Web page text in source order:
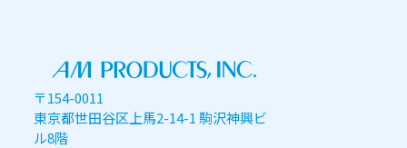
〒154-0011
東京都世田谷区上馬2-14-1 駒沢神興ビ
ル8階